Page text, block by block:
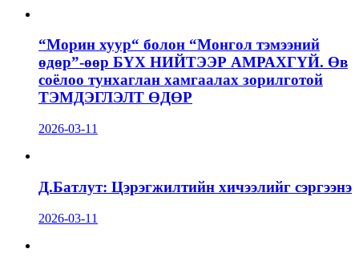
“Морин хуур“ болон “Монгол тэмээний
өдөр”-өөр БҮХ НИЙТЭЭР АМРАХГҮЙ. Өв
соёлоо тунхаглан хамгаалах зорилготой
ТЭМДЭГЛЭЛТ ӨДӨР
2026-03-11
Д.Батлут: Цэрэгжилтийн хичээлийг сэргээнэ
2026-03-11